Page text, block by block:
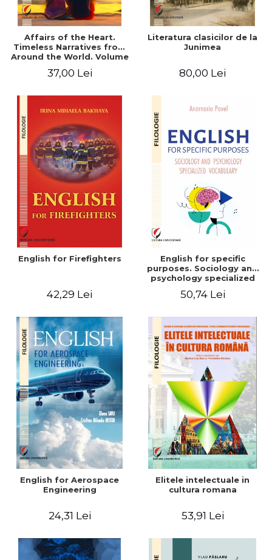
Affairs of the Heart.
Timeless Narratives from
Around the World. Volume
37,00 Lei
Literatura clasicilor de la
Junimea
80,00 Lei
English for Firefighters
42,29 Lei
English for specific
purposes. Sociology and
psychology specialized
50,74 Lei
English for Aerospace
Engineering
24,31 Lei
Elitele intelectuale in
cultura romana
53,91 Lei